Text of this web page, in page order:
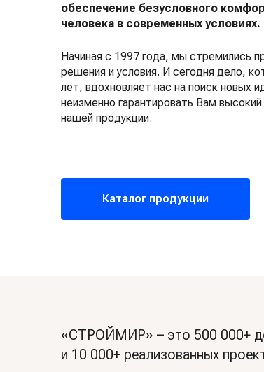
обеспечение безусловного
человека в современных условиях.
Начиная с 1997 года, мы стремились
решения и условия. И сегодня дело,
лет, вдохновляет нас на поиск новых
неизменно гарантировать Вам
нашей продукции.
Каталог продукции
«СТРОЙМИР» – это 500 000+
и 10 000+ реализованных